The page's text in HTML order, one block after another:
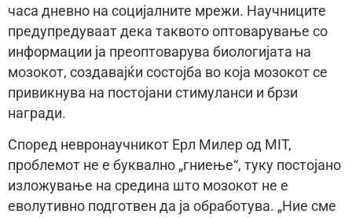
часа дневно на социјалните мрежи. Научниците
предупредуваат дека таквото оптоварување со
информации ја преоптоварува биологијата на
мозокот, создавајќи состојба во која мозокот се
привикнува на постојани стимуланси и брзи
награди.
Според невронаучникот Ерл Милер од MIT,
проблемот не е буквално „гниење“, туку постојано
изложување на средина што мозокот не е
еволутивно подготвен да ја обработува. „Ние сме